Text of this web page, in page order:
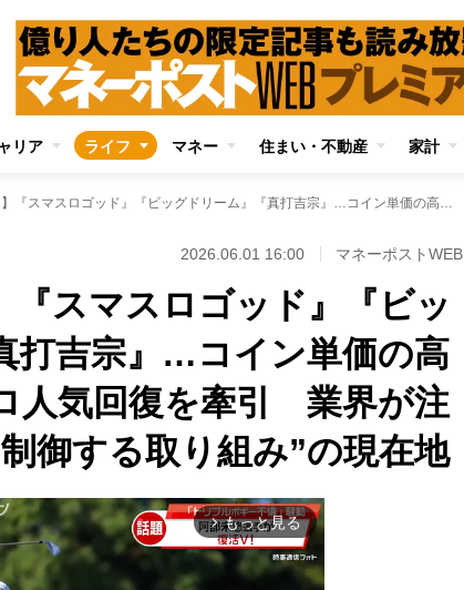
リア ライフ マネー 住まい・不動産 家計
【一撃数千枚も】『スマスロゴッド』『ビッグドリーム』『真打吉宗』…コイン単価の高い機種がパチスロ人気回復を牽引 業界が注力する“射幸性を制御する取り組み”の現在地
2026.06.01 16:00 マネーポストWEB
『スマスロゴッド』『ビッ
打吉宗』…コイン単価の高
人気回復を牽引 業界が注
御する取り組み”の現在地
arrow_forward_ios もっと見る